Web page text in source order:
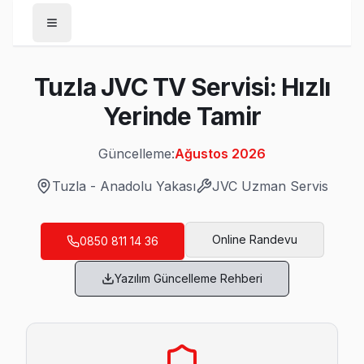
/Tuzla
Son Güncelleme:Ağustos 2026
Tuzla'da Mahalle Mahalle JVC TV Servis
Akfırat JVC Servis
Tuzla JVC TV Servisi: Hızlı
Yerinde Tamir
Güncelleme:Ağustos 2026
Tuzla - Anadolu Yakası JVC Uzman Servis
0850 811 14 36 Online Randevu
Yazılım Güncelleme Rehberi